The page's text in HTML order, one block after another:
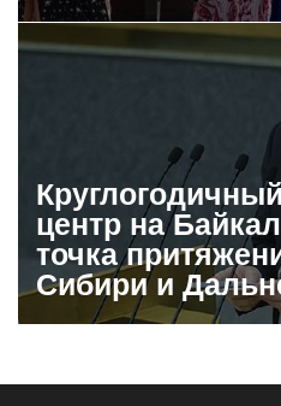
центр на
точка
Сибири и